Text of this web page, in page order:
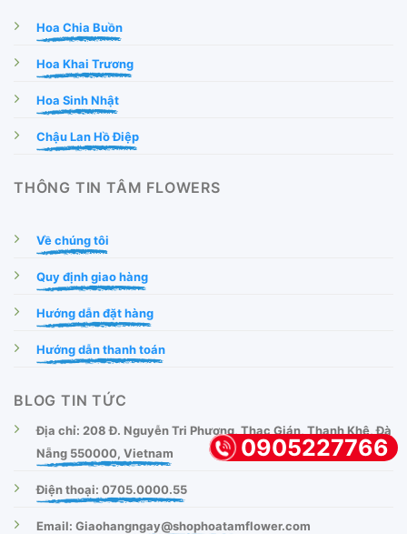
Hoa Chia Buồn
Hoa Khai Trương
Hoa Sinh Nhật
Chậu Lan Hồ Điệp
THÔNG TIN TÂM FLOWERS
Về chúng tôi
Quy định giao hàng
Hướng dẫn đặt hàng
Hướng dẫn thanh toán
BLOG TIN TỨC
Địa chỉ: 208 Đ. Nguyễn Tri Phương, Thạc Gián, Thanh Khê, Đà
Nẵng 550000, Vietnam
Điện thoại: 0705.0000.55
Email: Giaohangngay@shophoatamflower.com
0905227766